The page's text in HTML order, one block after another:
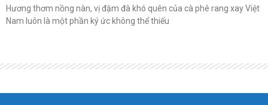
Hương thơm nồng nàn, vị đậm đà khó quên của cà phê rang xay Việt
Nam luôn là một phần ký ức không thể thiếu